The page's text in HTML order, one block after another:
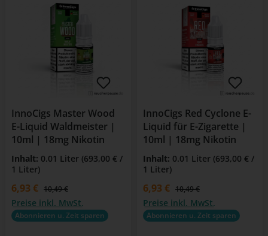
InnoCigs Master Wood
E-Liquid Waldmeister |
10ml | 18mg Nikotin
Inhalt: 0.01 Liter (693,00 € /
1 Liter)
Verkaufspreis:
6,93 € Regulärer Preis:
10,49 €
Preise inkl. MwSt.
Abonnieren u. Zeit sparen
InnoCigs Red Cyclone E-
Liquid für E-Zigarette |
10ml | 18mg Nikotin
Inhalt: 0.01 Liter (693,00 € /
1 Liter)
Verkaufspreis:
6,93 € Regulärer Preis:
10,49 €
Preise inkl. MwSt.
Abonnieren u. Zeit sparen